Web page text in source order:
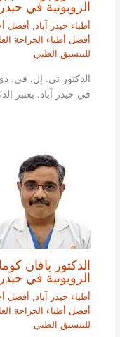
الروبوتية في حيدر
أطباء حيدر آباد, أفضل
أفضل أطباء الجراحة
للتنسيق الطبي
الدكتور تي. إل. في.
في حيدر آباد. يعتبر
الدكتور بافان
الروبوتية في حيدر
أطباء حيدر آباد , أفضل
أفضل أطباء الجراحة
للتنسيق الطبي